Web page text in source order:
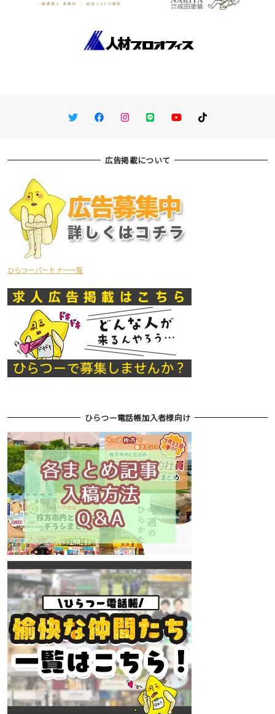
TwitterFacebookInstagram
LINE You TubeTikTok
広告掲載について
ひらつーパートナー一覧
ひらつー電話帳加入者様向け